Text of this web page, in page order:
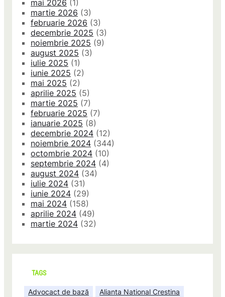
mai 2026 (1)
martie 2026 (3)
februarie 2026 (3)
decembrie 2025 (3)
noiembrie 2025 (9)
august 2025 (3)
iulie 2025 (1)
iunie 2025 (2)
mai 2025 (2)
aprilie 2025 (5)
martie 2025 (7)
februarie 2025 (7)
ianuarie 2025 (8)
decembrie 2024 (12)
noiembrie 2024 (344)
octombrie 2024 (10)
septembrie 2024 (4)
august 2024 (34)
iulie 2024 (31)
iunie 2024 (29)
mai 2024 (158)
aprilie 2024 (49)
martie 2024 (32)
TAGS
Advocact de bază
Alianta National Crestina